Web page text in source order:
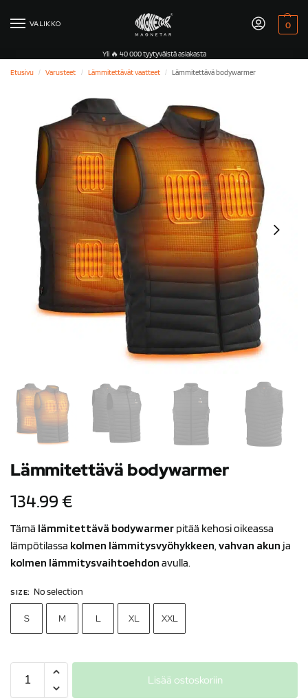
VALIKKO 0
Yli 🔥 40 000 tyytyväistä asiakasta
Etusivu
/ Varusteet / Lämmitettävät vaatteet / Lämmitettävä bodywarmer
Lämmitettävä bodywarmer
134.99€
Tämä lämmitettävä bodywarmer pitää kehosi oikeassa
lämpötilassa kolmen lämmitysvyöhykkeen, vahvan akun ja
kolmen lämmitysvaihtoehdon avulla.
SIZE: No selection
S M L XL XXL
Lisää ostoskoriin